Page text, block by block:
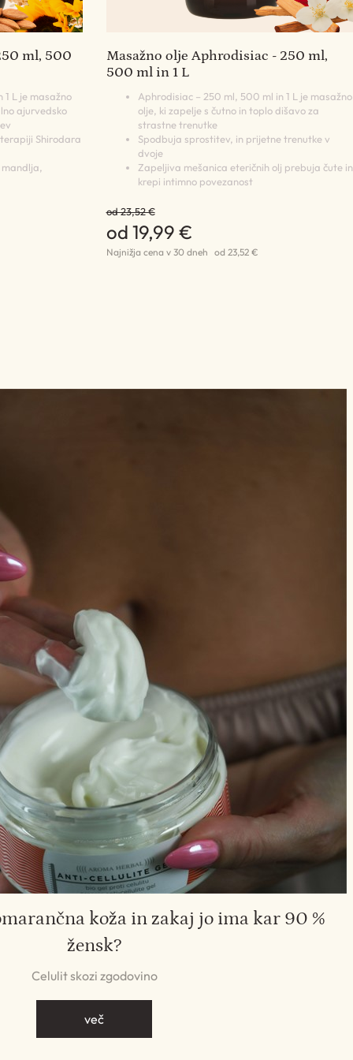
ml, 500
L je masažno
ajurvedsko
Shirodara
Masažno olje Aphrodisiac - 250 ml,
500 ml in 1 L
Aphrodisiac – 250 ml, 500 ml in 1 L je masažno
olje, ki zapelje s čutno in toplo dišavo za
strastne trenutke
Spodbuja sprostitev, in prijetne trenutke v
dvoje
Zapeljiva mešanica eteričnih olj prebuja čute in
krepi intimno povezanost
od 23,52 €
od 19,99 €
Najnižja cena v 30 dneh od 23,52 €
koža in zakaj jo ima kar 90 %
žensk?
Celulit skozi zgodovino
več